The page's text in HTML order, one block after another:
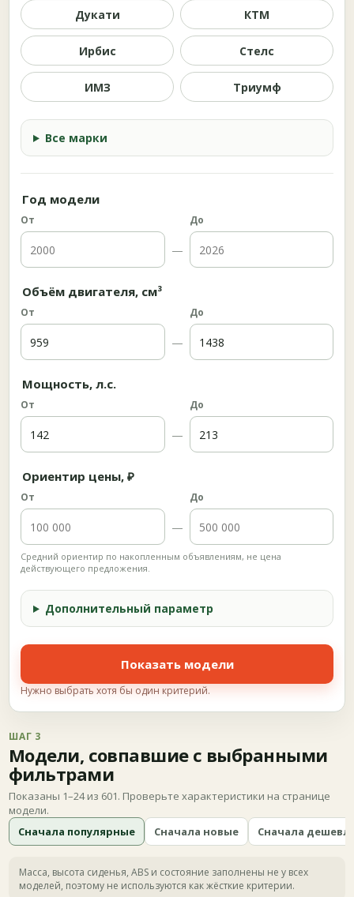
Дукати КТМ
Ирбис Стелс
ИМЗ Триумф
Все марки
Год модели
От
—
До
Объём двигателя, см³
От
—
До
Мощность, л.с.
От
—
До
Ориентир цены, ₽
От
—
До
Средний ориентир по накопленным объявлениям, не цена
действующего предложения.
Дополнительный параметр
Показать модели
Нужно выбрать хотя бы один критерий.
ШАГ 3
Модели, совпавшие с выбранными
фильтрами
Показаны 1–24 из 601. Проверьте характеристики на странице
модели.
Сначала популярные
Сначала новые Сначала
Масса, высота сиденья, ABS и состояние заполнены не у всех
моделей, поэтому не используются как жёсткие критерии.